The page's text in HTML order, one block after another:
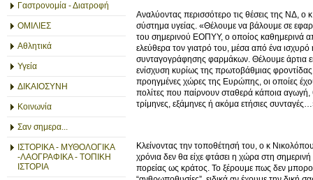
Γαστρονομία - Διατροφή
ΟΜΙΛΙΕΣ
Αθλητικά
Υγεία
ΔΙΚΑΙΟΣΥΝΗ
Κοινωνία
Σαν σημερα...
ΙΣΤΟΡΙΚΑ - ΜΥΘΟΛΟΓΙΚΑ
-ΛΑΟΓΡΑΦΙΚΑ - ΤΟΠΙΚΗ
ΙΣΤΟΡΙΑ
Αναλύοντας περισσότερο τις θέσεις της ΝΔ, ο
σύστημα υγείας. «Θέλουμε να βάλουμε σε
του σημερινού ΕΟΠΥΥ, ο οποίος καθημερινά
ελεύθερα τον γιατρό του, μέσα από ένα
συνταγογράφησης φαρμάκων. Θέλουμε άρτια
ενίσχυση κυρίως της πρωτοβάθμιας
προηγμένες χώρες της Ευρώπης, οι οποίες
πολίτες που παίρνουν σταθερά κάποια
τρίμηνες, εξάμηνες ή ακόμα ετήσιες
Κλείνοντας την τοποθέτησή του, ο κ
χρόνια δεν θα είχε φτάσει η χώρα στη
πορείας ως κράτος. Το ξέρουμε πως δεν